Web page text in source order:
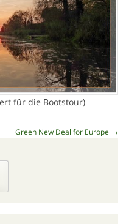
für die Bootstour)
Green New Deal for Europe →